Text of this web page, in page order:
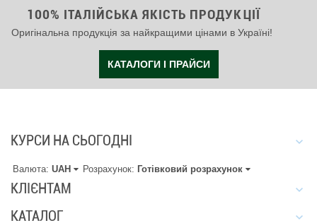
100% ІТАЛІЙСЬКА ЯКІСТЬ ПРОДУКЦІЇ
Оригінальна продукція за найкращими цінами в Україні!
КАТАЛОГИ І ПРАЙСИ
КУРСИ НА СЬОГОДНІ
Валюта: UAH Розрахунок: Готівковий розрахунок
КЛІЄНТАМ
КАТАЛОГ